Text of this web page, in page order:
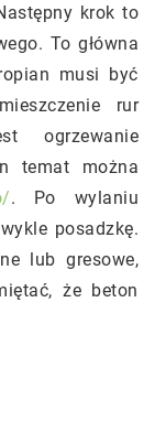
krok to
To główna
musi być
rur
ogrzewanie
temat można
. Po wylaniu
posadzkę.
lub gresowe,
że beton